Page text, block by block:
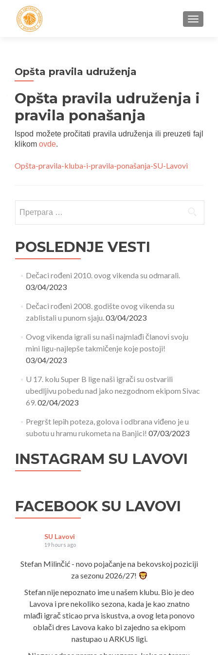
Opšta pravila udruženja
Opšta pravila udruženja i
pravila ponašanja
Ispod možete pročitati pravila udruženja ili preuzeti fajl
klikom ovde.
Opšta-pravila-kluba-i-pravila-ponašanja-SU-Lavovi
за:
POSLEDNJE VESTI
Dečaci rođeni 2010. ovog vikenda su odmarali.
03/04/2023
Dečaci rođeni 2008. godište ovog vikenda su
zablistali u punom sjaju.03/04/2023
Ovog vikenda igrali su naši najmlađi članovi svoju
mini ligu-najlepše takmičenje koje postoji!
03/04/2023
U 17. kolu Super B lige naši igrači su ostvarili
ubedljivu pobedu nad jako nezgodnom ekipom Sivac
69.02/04/2023
Pregršt lepih poteza, golova i odbrana viđeno je u
subotu u hramu rukometa na Banjici! 07/03/2023
INSTAGRAM SU LAVOVI
FACEBOOK SU LAVOVI
SU Lavovi
19 hours ago
Stefan Milinčić - novo pojačanje na bekovskoj poziciji
za sezonu 2026/27!
Stefan nije nepoznato ime u našem klubu. Bio je deo
Lavova i pre nekoliko sezona, kada je kao znatno
mlađi igrač sticao prva iskustva, a ovog leta ponovo
oblači dres Lavova kako bi zajedno sa ekipom
nastupao u ARKUS ligi.